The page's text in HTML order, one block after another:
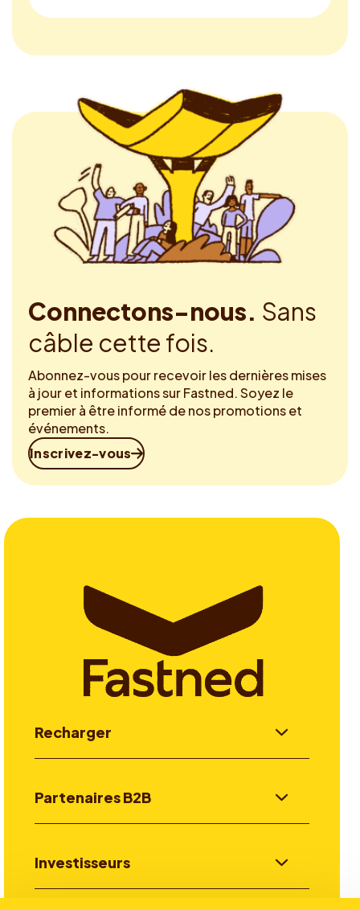
Connectons-nous. Sans
câble cette fois.
Abonnez-vous pour recevoir les dernières mises
à jour et informations sur Fastned. Soyez le
premier à être informé de nos promotions et
événements.
Inscrivez-vous
Recharger
Partenaires B2B
Investisseurs